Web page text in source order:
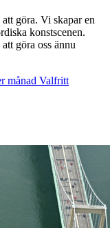
göra. Vi skapar en
konstscenen.
göra oss ännu
månad Valfritt